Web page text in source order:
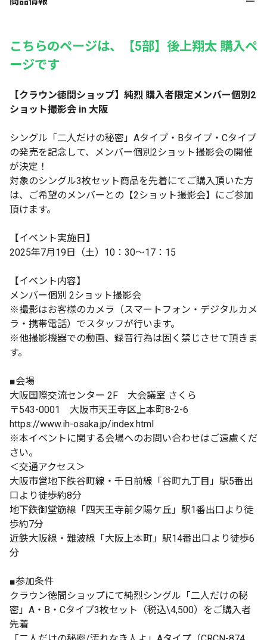
こちらのページは、【5部】後上翔太 購入ペ
ージです
【クラウン徳間ショップ】純烈 購入者限定メンバー個別2
ショット撮影会 in 大阪
シングル「二人だけの秘密」Aタイプ・Bタイプ・Cタイプ
の発売を記念して、メンバー個別2ショット撮影会の開催
が決定！
対象のシングル3枚セット商品を先着にてご購入頂いた方
は、ご希望のメンバーとの【2ショット撮影会】にご参加
頂けます。
【イベント実施日】
2025年7月19日（土）10：30～17：15
【イベント内容】
メンバー個別 2ショット撮影会
※撮影はお客様のカメラ（スマートフォン・デジタルカメ
ラ・携帯電話）でスタッフが行います。
※他撮影機器での動画、録音行為は固く禁じさせて頂きま
す。
■会場
大阪国際交流センター 2F 大会議室 さくら
〒543-0001 大阪市天王寺区上本町8-2-6
https://www.ih-osaka.jp/index.html
※本イベントに関する会場へのお問い合わせはご遠慮くだ
さい。
＜交通アクセス＞
大阪市営地下鉄谷町線・千日前線「谷町九丁目」駅5番出
口より徒歩約8分
地下鉄御堂筋線「四天王寺前夕陽ケ丘」駅1番出口より徒
歩約7分
近鉄大阪線・難波線「大阪上本町」駅14番出口より徒歩6
分
■参加条件
クラウン徳間ショップにて純烈シングル「二人だけの秘
密」A・B・Cタイプ3枚セット（税込\4,500）をご購入者
先着